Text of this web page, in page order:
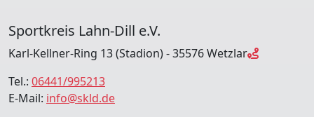
Sportkreis Lahn-Dill e.V.
Karl-Kellner-Ring 13 (Stadion) - 35576 Wetzlar
Tel.: 06441/995213
E-Mail: info@skld.de